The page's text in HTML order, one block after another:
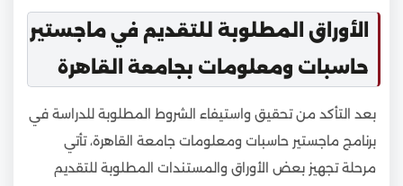
الأوراق المطلوبة للتقديم في ماجستير
حاسبات ومعلومات بجامعة القاهرة
بعد التأكد من تحقيق واستيفاء الشروط المطلوبة للدراسة في
برنامج ماجستير حاسبات ومعلومات جامعة القاهرة، تأتي
مرحلة تجهيز بعض الأوراق والمستندات المطلوبة للتقديم